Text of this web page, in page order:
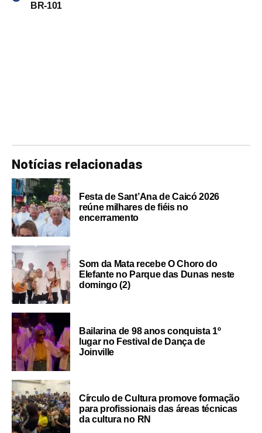
BR-101
Notícias relacionadas
Festa de Sant’Ana de Caicó 2026
reúne milhares de fiéis no
encerramento
Som da Mata recebe O Choro do
Elefante no Parque das Dunas neste
domingo (2)
Bailarina de 98 anos conquista 1º
lugar no Festival de Dança de
Joinville
Círculo de Cultura promove formação
para profissionais das áreas técnicas
da cultura no RN